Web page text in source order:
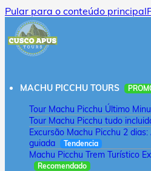
Pular para o conteúdo principal
MACHU PICCHU TOURS
Tour Machu Picchu Último
Tour Machu Picchu tudo
Excursão Machu Picchu 2
guiada
Tendencia
Machu Picchu Trem Turístico
Recomendado